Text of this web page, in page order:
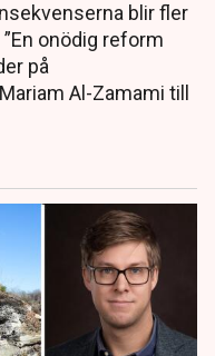
blir fler
onödig reform
på
Al-Zamami till